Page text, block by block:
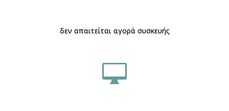
δεν απαιτείται αγορά συσκευής
